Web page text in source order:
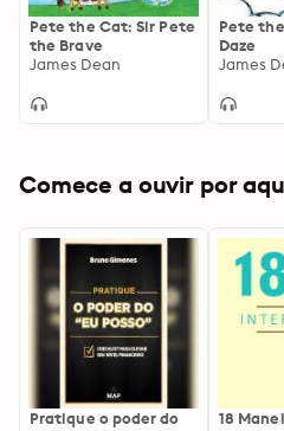
Pete the Cat: Sir Pete
the Brave
James Dean
Pete
Daze
James
Comece a ouvir por
Pratique o poder do
18